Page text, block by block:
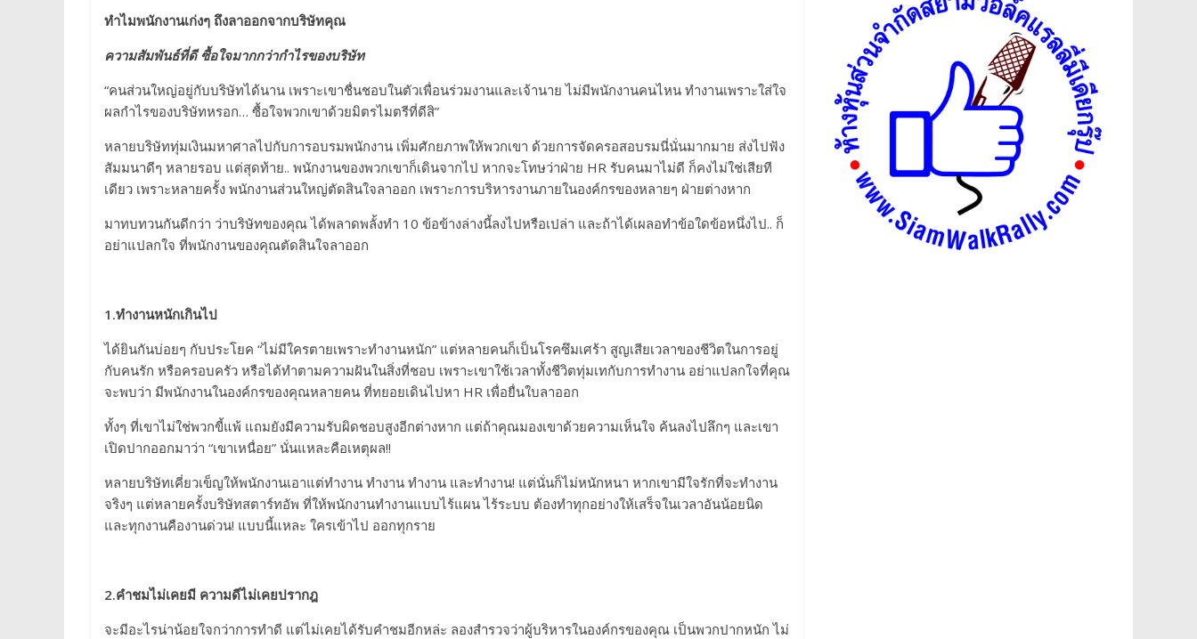
ทำไมพนักงานเก่งๆ ถึงลาออกจากบริษัทคุณ
ความสัมพันธ์ที่ดี ซื้อใจมากกว่ากำไรของบริษัท
“คนส่วนใหญ่อยู่กับบริษัทได้นาน เพราะเขาชื่นชอบในตัวเพื่อนร่วมงานและเจ้านาย ไม่มีพนักงานคนไหน ทำงานเพราะใส่ใจ
ผลกำไรของบริษัทหรอก… ซื้อใจพวกเขาด้วยมิตรไมตรีที่ดีสิ”
หลายบริษัททุ่มเงินมหาศาลไปกับการอบรมพนักงาน เพิ่มศักยภาพให้พวกเขา ด้วยการจัดครอสอบรมนี่นั่นมากมาย ส่งไปฟัง
สัมมนาดีๆ หลายรอบ แต่สุดท้าย.. พนักงานของพวกเขาก็เดินจากไป หากจะโทษว่าฝ่าย HR รับคนมาไม่ดี ก็คงไม่ใช่เสียที
เดียว เพราะหลายครั้ง พนักงานส่วนใหญ่ตัดสินใจลาออก เพราะการบริหารงานภายในองค์กรของหลายๆ ฝ่ายต่างหาก
มาทบทวนกันดีกว่า ว่าบริษัทของคุณ ได้พลาดพลั้งทำ 10 ข้อข้างล่างนี้ลงไปหรือเปล่า และถ้าได้เผลอทำข้อใดข้อหนึ่งไป.. ก็
อย่าแปลกใจ ที่พนักงานของคุณตัดสินใจลาออก
1.ทำงานหนักเกินไป
ได้ยินกันบ่อยๆ กับประโยค “ไม่มีใครตายเพราะทำงานหนัก” แต่หลายคนก็เป็นโรคซึมเศร้า สูญเสียเวลาของชีวิตในการอยู่
กับคนรัก หรือครอบครัว หรือได้ทำตามความฝันในสิ่งที่ชอบ เพราะเขาใช้เวลาทั้งชีวิตทุ่มเทกับการทำงาน อย่าแปลกใจที่คุณ
จะพบว่า มีพนักงานในองค์กรของคุณหลายคน ที่ทยอยเดินไปหา HR เพื่อยื่นใบลาออก
ทั้งๆ ที่เขาไม่ใช่พวกขี้แพ้ แถมยังมีความรับผิดชอบสูงอีกต่างหาก แต่ถ้าคุณมองเขาด้วยความเห็นใจ ค้นลงไปลึกๆ และเขา
เปิดปากออกมาว่า “เขาเหนื่อย” นั่นแหละคือเหตุผล!!
หลายบริษัทเคี่ยวเข็ญให้พนักงานเอาแต่ทำงาน ทำงาน ทำงาน และทำงาน! แต่นั่นก็ไม่หนักหนา หากเขามีใจรักที่จะทำงาน
จริงๆ แต่หลายครั้งบริษัทสตาร์ทอัพ ที่ให้พนักงานทำงานแบบไร้แผน ไร้ระบบ ต้องทำทุกอย่างให้เสร็จในเวลาอันน้อยนิด
และทุกงานคืองานด่วน! แบบนี้แหละ ใครเข้าไป ออกทุกราย
2.คำชมไม่เคยมี ความดีไม่เคยปรากฎ
จะมีอะไรน่าน้อยใจกว่าการทำดี แต่ไม่เคยได้รับคำชมอีกหล่ะ ลองสำรวจว่าผู้บริหารในองค์กรของคุณ เป็นพวกปากหนัก ไม่